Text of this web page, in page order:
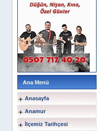
Ana Menü
Anasayfa
Anamur
İlçemiz Tarihçesi